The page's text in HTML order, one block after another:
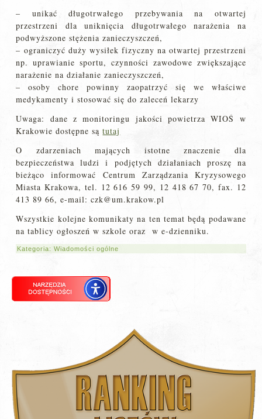
– unikać długotrwałego przebywania na otwartej
przestrzeni dla uniknięcia długotrwałego narażenia na
podwyższone stężenia zanieczyszczeń,
– ograniczyć duży wysiłek fizyczny na otwartej przestrzeni
np. uprawianie sportu, czynności zawodowe zwiększające
narażenie na działanie zanieczyszczeń,
– osoby chore powinny zaopatrzyć się we właściwe
medykamenty i stosować się do zaleceń lekarzy
Uwaga: dane z monitoringu jakości powietrza WIOŚ w
Krakowie dostępne sątutaj
O zdarzeniach mających istotne znaczenie dla
bezpieczeństwa ludzi i podjętych działaniach proszę na
bieżąco informować Centrum Zarządzania Kryzysowego
Miasta Krakowa, tel. 12 616 59 99, 12 418 67 70, fax. 12
413 89 66, e-mail: czk@um.krakow.pl
Wszystkie kolejne komunikaty na ten temat będą podawane
na tablicy ogłoszeń w szkole oraz w e-dzienniku.
Kategoria:Wiadomości ogólne